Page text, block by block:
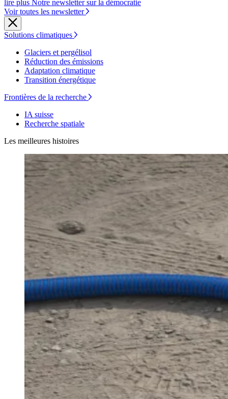
lire plus Notre newsletter sur la démocratie
Voir toutes les newsletter
Solutions climatiques
Glaciers et pergélisol
Réduction des émissions
Adaptation climatique
Transition énergétique
Frontières de la recherche
IA suisse
Recherche spatiale
Les meilleures histoires